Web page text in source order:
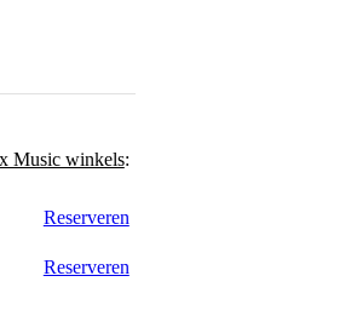
Music winkels:
Reserveren
Reserveren